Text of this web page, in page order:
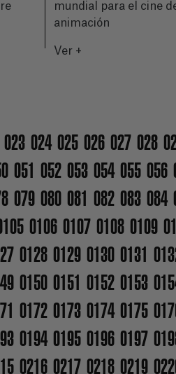
mundial para el cine
animación
Ver +
023 024 025 026 027 028
051 052 053 054 055 056
079 080 081 082 083 084
0106 0107 0108 0109
0128 0129 0130 0131
0150 0151 0152 0153
0172 0173 0174 0175
0194 0195 0196 0197
0216 0217 0218 0219